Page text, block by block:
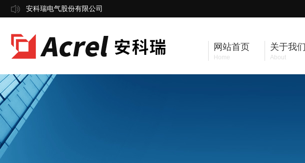
安科瑞电气股份有限公司
网站首页
Home
关于我们
About